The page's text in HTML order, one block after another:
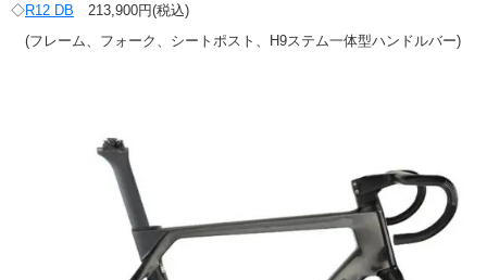
◇R12 DB 213,900円(税込)
(フレーム、フォーク、シートポスト、H9ステム一体型ハンドルバー)